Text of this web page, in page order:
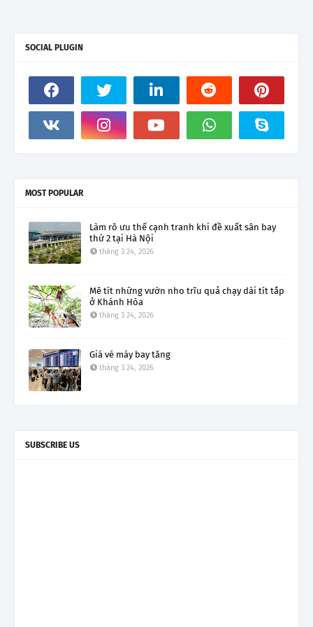
SOCIAL PLUGIN
MOST POPULAR
Làm rõ ưu thế cạnh tranh khi đề xuất sân bay
thứ 2 tại Hà Nội
tháng 3 24, 2026
Mê tít những vườn nho trĩu quả chạy dài tít tắp
ở Khánh Hòa
tháng 3 24, 2026
Giá vé máy bay tăng
tháng 3 24, 2026
SUBSCRIBE US